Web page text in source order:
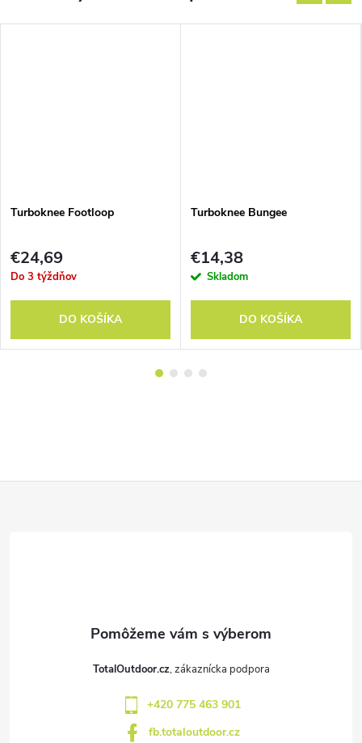
Turboknee Footloop
€24,69
Do 3 týždňov
DO KOŠÍKA
Turboknee Bungee
€14,38
Skladom
DO KOŠÍKA
TotalOutdoor.cz
+420 775 463 901
fb.totaloutdoor.cz